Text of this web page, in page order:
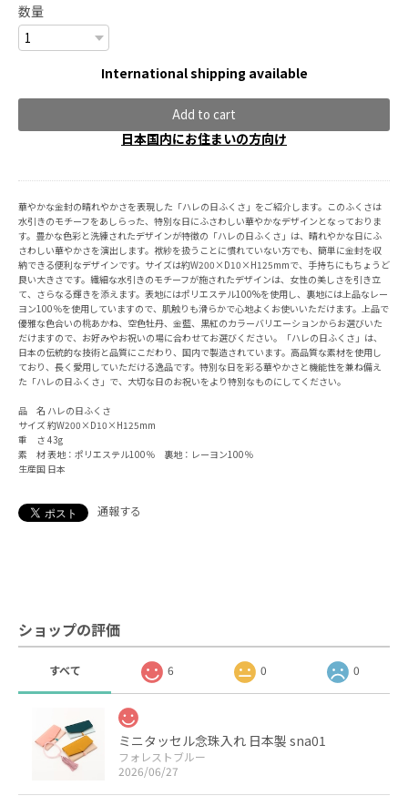
数量
International shipping available
Add to cart
日本国内にお住まいの方向け
華やかな金封の晴れやかさを表現した「ハレの日ふくさ」をご紹介します。このふくさは
水引きのモチーフをあしらった、特別な日にふさわしい華やかなデザインとなっておりま
す。豊かな色彩と洗練されたデザインが特徴の「ハレの日ふくさ」は、晴れやかな日にふ
さわしい華やかさを演出します。袱紗を扱うことに慣れていない方でも、簡単に金封を収
納できる便利なデザインです。サイズは約W200×D10×H125mmで、手持ちにもちょうど
良い大きさです。繊細な水引きのモチーフが施されたデザインは、女性の美しさを引き立
て、さらなる輝きを添えます。表地にはポリエステル100%を使用し、裏地には上品なレー
ヨン100％を使用していますので、肌触りも滑らかで心地よくお使いいただけます。上品で
優雅な色合いの桃あかね、空色牡丹、金藍、黒紅のカラーバリエーションからお選びいた
だけますので、お好みやお祝いの場に合わせてお選びください。「ハレの日ふくさ」は、
日本の伝統的な技術と品質にこだわり、国内で製造されています。高品質な素材を使用し
ており、長く愛用していただける逸品です。特別な日を彩る華やかさと機能性を兼ね備え
た「ハレの日ふくさ」で、大切な日のお祝いをより特別なものにしてください。
品 名 ハレの日ふくさ
サイズ 約W200×D10×H125mm
重 さ 43g
素 材 表地：ポリエステル100％ 裏地：レーヨン100％
生産国 日本
通報する
ショップの評価
すべて 6 0 0
ミニタッセル念珠入れ 日本製 sna01
フォレストブルー
2026/06/27